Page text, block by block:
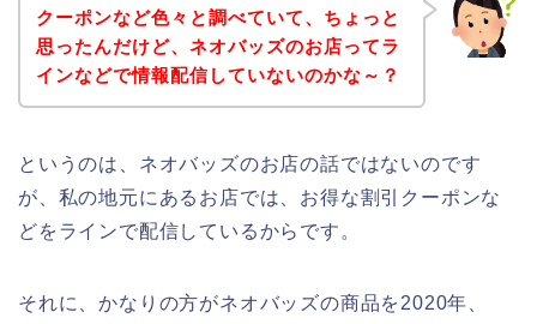
クーポンなど色々と調べていて、ちょっと
思ったんだけど、ネオバッズのお店ってラ
インなどで情報配信していないのかな～？
というのは、ネオバッズのお店の話ではないのです
が、私の地元にあるお店では、お得な割引クーポンな
どをラインで配信しているからです。
それに、かなりの方がネオバッズの商品を2020年、